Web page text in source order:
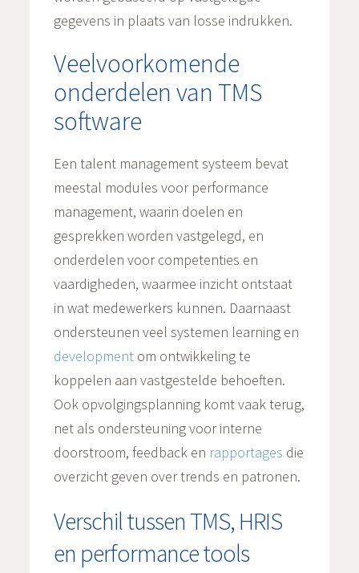
gegevens in plaats van losse indrukken.
Veelvoorkomende
onderdelen van TMS
software
Een talent management systeem bevat
meestal modules voor performance
management, waarin doelen en
gesprekken worden vastgelegd, en
onderdelen voor competenties en
vaardigheden, waarmee inzicht ontstaat
in wat medewerkers kunnen. Daarnaast
ondersteunen veel systemen learning en
development om ontwikkeling te
koppelen aan vastgestelde behoeften.
Ook opvolgingsplanning komt vaak terug,
net als ondersteuning voor interne
doorstroom, feedback en rapportages die
overzicht geven over trends en patronen.
Verschil tussen TMS, HRIS
en performance tools